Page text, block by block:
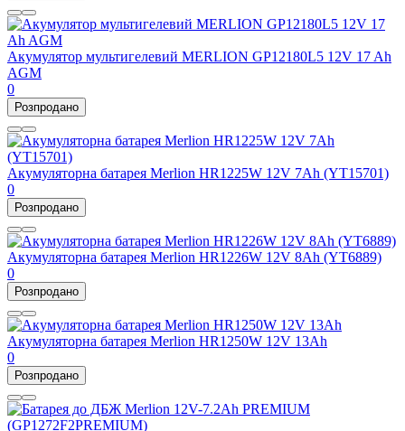
Акумулятор мультигелевий MERLION GP12180L5 12V 17 Ah
AGM
0
Розпродано
Акумуляторна батарея Merlion HR1225W 12V 7Ah (YT15701)
0
Розпродано
Акумуляторна батарея Merlion HR1226W 12V 8Ah (YT6889)
0
Розпродано
Акумуляторна батарея Merlion HR1250W 12V 13Ah
0
Розпродано